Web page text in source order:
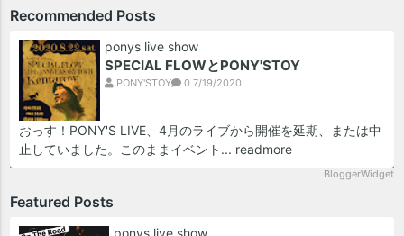
Recommended Posts
ponys live show
SPECIAL FLOWとPONY'STOY
PONY'STOY 0 7/19/2020
おっす！PONY'S LIVE、4月のライブから開催を延期、または中
止していました。このままイベント... readmore
BloggerWidget
Featured Posts
ponys live show